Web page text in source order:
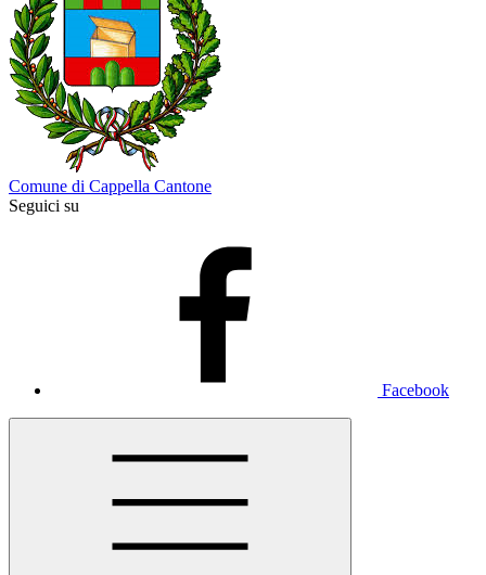
Comune di Cappella Cantone
Seguici su
Facebook